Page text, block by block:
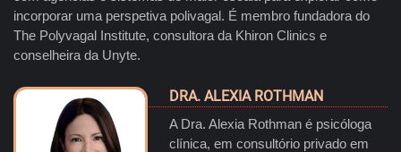
incorporar uma perspetiva polivagal. É membro fundadora do
The Polyvagal Institute, consultora da Khiron Clinics e
conselheira da Unyte.
DRA. ALEXIA ROTHMAN
A Dra. Alexia Rothman é psicóloga
clínica, em consultório privado em